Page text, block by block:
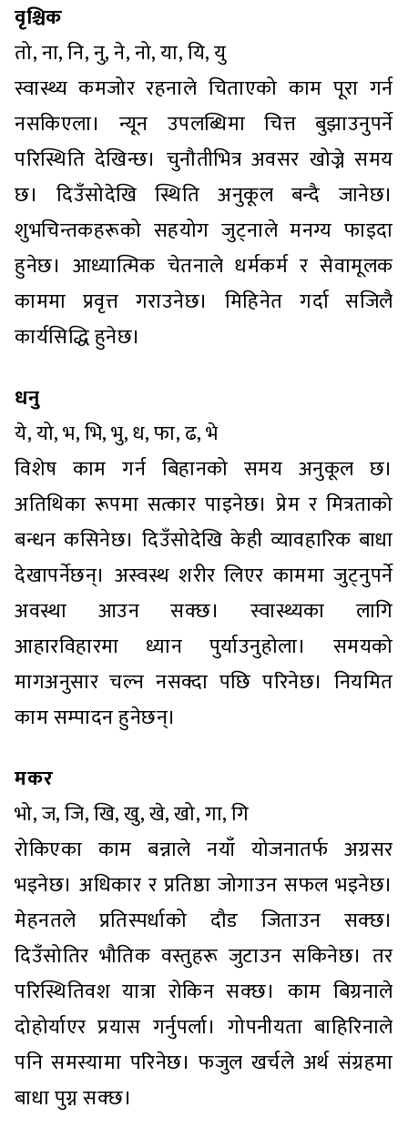
वृश्चिक
तो, ना, नि, नु, ने, नो, या, यि, यु
स्वास्थ्य कमजोर रहनाले चिताएको काम पूरा गर्न
नसकिएला। न्यून उपलब्धिमा चित्त बुझाउनुपर्ने
परिस्थिति देखिन्छ। चुनौतीभित्र अवसर खोज्ने समय
छ। दिउँसोदेखि स्थिति अनुकूल बन्दै जानेछ।
शुभचिन्तकहरूको सहयोग जुट्नाले मनग्य फाइदा
हुनेछ। आध्यात्मिक चेतनाले धर्मकर्म र सेवामूलक
काममा प्रवृत्त गराउनेछ। मिहिनेत गर्दा सजिलै
कार्यसिद्धि हुनेछ।
धनु
ये, यो, भ, भि, भु, ध, फा, ढ, भे
विशेष काम गर्न बिहानको समय अनुकूल छ।
अतिथिका रूपमा सत्कार पाइनेछ। प्रेम र मित्रताको
बन्धन कसिनेछ। दिउँसोदेखि केही व्यावहारिक बाधा
देखापर्नेछन्। अस्वस्थ शरीर लिएर काममा जुट्नुपर्ने
अवस्था आउन सक्छ। स्वास्थ्यका लागि
आहारविहारमा ध्यान पुर्याउनुहोला। समयको
मागअनुसार चल्न नसक्दा पछि परिनेछ। नियमित
काम सम्पादन हुनेछन्।
मकर
भो, ज, जि, खि, खु, खे, खो, गा, गि
रोकिएका काम बन्नाले नयाँ योजनातर्फ अग्रसर
भइनेछ। अधिकार र प्रतिष्ठा जोगाउन सफल भइनेछ।
मेहनतले प्रतिस्पर्धाको दौड जिताउन सक्छ।
दिउँसोतिर भौतिक वस्तुहरू जुटाउन सकिनेछ। तर
परिस्थितिवश यात्रा रोकिन सक्छ। काम बिग्रनाले
दोहोर्याएर प्रयास गर्नुपर्ला। गोपनीयता बाहिरिनाले
पनि समस्यामा परिनेछ। फजुल खर्चले अर्थ संग्रहमा
बाधा पुग्न सक्छ।